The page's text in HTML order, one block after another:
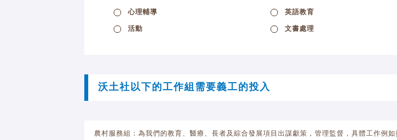
心理輔導
活動
英語教育
文書處理
沃土社以下的工作組需要義工的投入
農村服務組：為我們的教育、醫療、長者及綜合發展項目出謀獻策，管理監督，具體工作例